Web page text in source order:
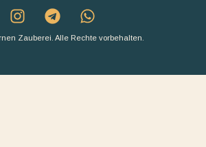
Zauberei. Alle Rechte vorbehalten.